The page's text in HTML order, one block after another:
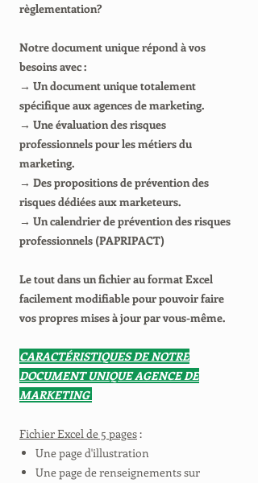
règlementation?
Notre document unique répond à vos
besoins avec :
→ Un document unique totalement
spécifique aux agences de marketing.
→ Une évaluation des risques
professionnels pour les métiers du
marketing.
→ Des propositions de prévention des
risques dédiées aux marketeurs.
→ Un calendrier de prévention des risques
professionnels (PAPRIPACT)
Le tout dans un fichier au format Excel
facilement modifiable pour pouvoir faire
vos propres mises à jour par vous-même.
CARACTÉRISTIQUES DE NOTRE
DOCUMENT UNIQUE AGENCE DE
MARKETING
Fichier Excel de 5 pages:
Une page d'illustration
Une page de renseignements sur